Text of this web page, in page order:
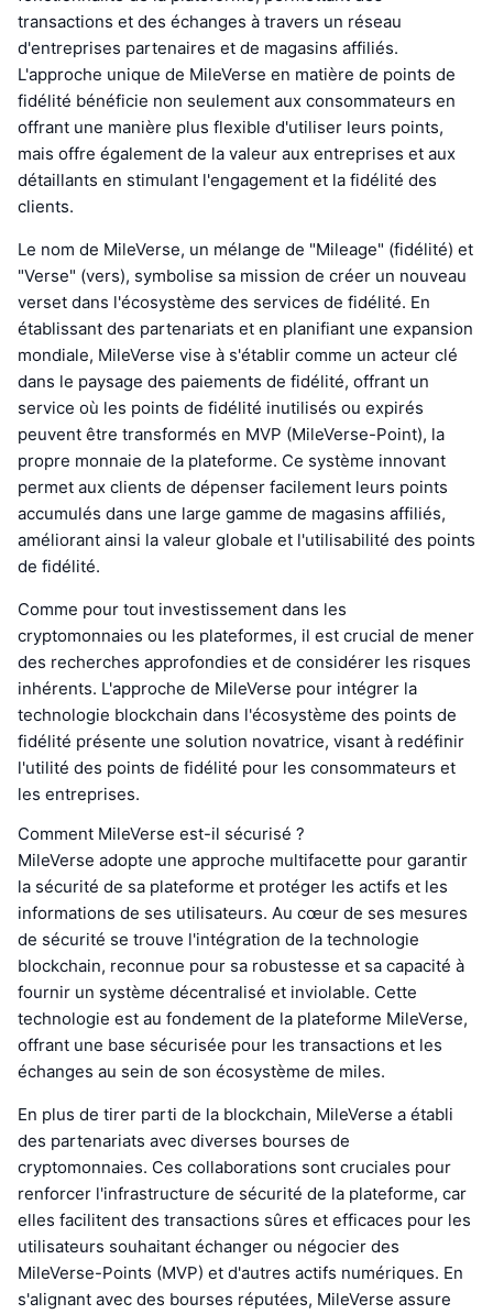
transactions et des échanges à travers un réseau
d'entreprises partenaires et de magasins affiliés.
L'approche unique de MileVerse en matière de points de
fidélité bénéficie non seulement aux consommateurs en
offrant une manière plus flexible d'utiliser leurs points,
mais offre également de la valeur aux entreprises et aux
détaillants en stimulant l'engagement et la fidélité des
clients.
Le nom de MileVerse, un mélange de "Mileage" (fidélité) et
"Verse" (vers), symbolise sa mission de créer un nouveau
verset dans l'écosystème des services de fidélité. En
établissant des partenariats et en planifiant une expansion
mondiale, MileVerse vise à s'établir comme un acteur clé
dans le paysage des paiements de fidélité, offrant un
service où les points de fidélité inutilisés ou expirés
peuvent être transformés en MVP (MileVerse-Point), la
propre monnaie de la plateforme. Ce système innovant
permet aux clients de dépenser facilement leurs points
accumulés dans une large gamme de magasins affiliés,
améliorant ainsi la valeur globale et l'utilisabilité des points
de fidélité.
Comme pour tout investissement dans les
cryptomonnaies ou les plateformes, il est crucial de mener
des recherches approfondies et de considérer les risques
inhérents. L'approche de MileVerse pour intégrer la
technologie blockchain dans l'écosystème des points de
fidélité présente une solution novatrice, visant à redéfinir
l'utilité des points de fidélité pour les consommateurs et
les entreprises.
Comment MileVerse est-il sécurisé ?
MileVerse adopte une approche multifacette pour garantir
la sécurité de sa plateforme et protéger les actifs et les
informations de ses utilisateurs. Au cœur de ses mesures
de sécurité se trouve l'intégration de la technologie
blockchain, reconnue pour sa robustesse et sa capacité à
fournir un système décentralisé et inviolable. Cette
technologie est au fondement de la plateforme MileVerse,
offrant une base sécurisée pour les transactions et les
échanges au sein de son écosystème de miles.
En plus de tirer parti de la blockchain, MileVerse a établi
des partenariats avec diverses bourses de
cryptomonnaies. Ces collaborations sont cruciales pour
renforcer l'infrastructure de sécurité de la plateforme, car
elles facilitent des transactions sûres et efficaces pour les
utilisateurs souhaitant échanger ou négocier des
MileVerse-Points (MVP) et d'autres actifs numériques. En
s'alignant avec des bourses réputées, MileVerse assure